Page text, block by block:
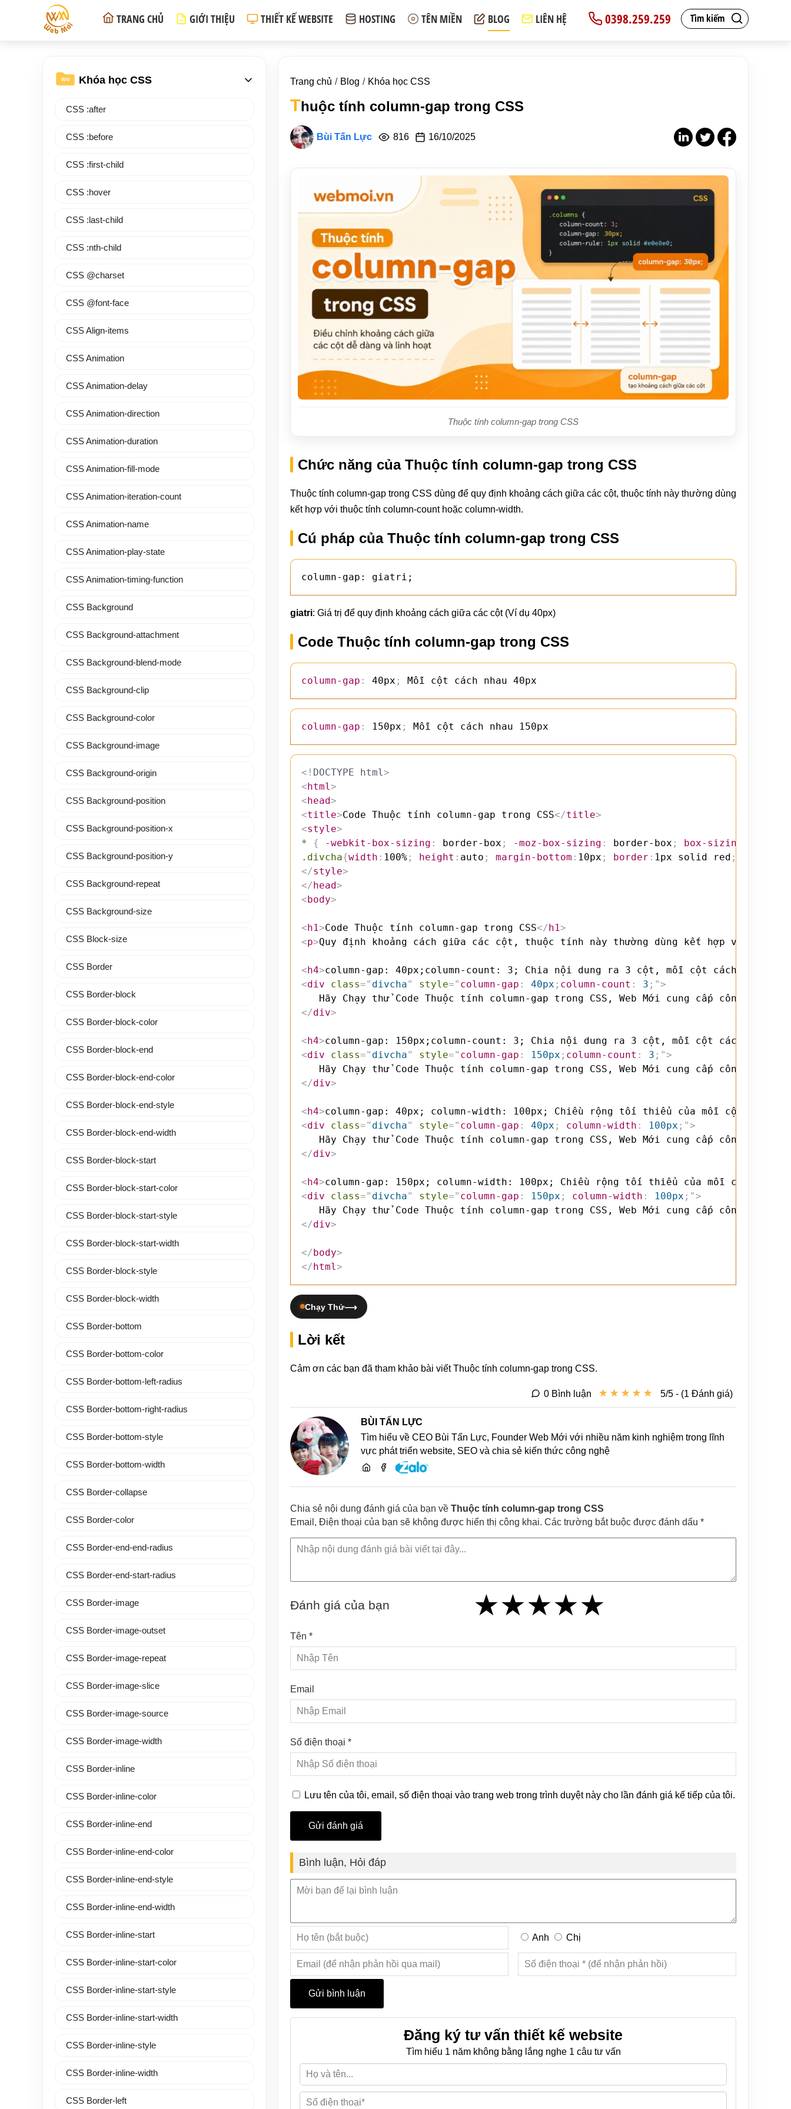
Tìm kiếm
0398.259.259
TRANG CHỦ GIỚI THIỆU THIẾT KẾ WEBSITE HOSTING TÊN MIỀN BLOG LIÊN HỆ
Trang chủ Blog Khóa học CSS
Thuộc tính column-gap trong CSS
Bùi Tấn Lực 816 16/10/2025
Thuộc tính column-gap trong CSS
Chức năng của Thuộc tính column-gap trong CSS
Thuộc tính column-gap trong CSS dùng để quy định khoảng cách giữa các cột, thuộc tính này thường dùng
kết hợp với thuộc tính column-count hoặc column-width.
Cú pháp của Thuộc tính column-gap trong CSS
column-gap: giatri;
giatri: Giá trị để quy định khoảng cách giữa các cột (Ví dụ 40px)
Code Thuộc tính column-gap trong CSS
column-gap : 40px ; Mỗi cột cách nhau 40px
column-gap : 150px ; Mỗi cột cách nhau 150px
<! DOCTYPE html>
<html>
<head>
<title>Code Thuộc tính column-gap trong CSS</title>
<style>
*
{ -webkit-box-sizing : border-box ; -moz-box-sizing : border-box ; box-sizing
.divcha{width : 100% ; height : auto ; margin-bottom : 10px ; border : 1px solid red ;
</style>
</head>
<body>
<h1>Code Thuộc tính column-gap trong CSS</h1>
<p>Quy định khoảng cách giữa các cột, thuộc tính này thường dùng kết hợp với thuộc
<h4>column-gap: 40px;column-count: 3; Chia nội dung ra 3 cột, mỗi cột cách nhau
<div class=" divcha" style=" column-gap : 40px ; column-count : 3 ; ">
</div>
<h4>column-gap: 150px;column-count: 3; Chia nội dung ra 3 cột, mỗi cột cách nhau
<div class=" divcha" style=" column-gap : 150px ; column-count : 3 ; ">
</div>
<h4>column-gap: 40px; column-width: 100px; Chiều rộng tối thiểu của mỗi cột là
<div class=" divcha" style=" column-gap : 40px ; column-width : 100px ; ">
</div>
<h4>column-gap: 150px; column-width: 100px; Chiều rộng tối thiểu của mỗi cột là
<div class=" divcha" style=" column-gap : 150px ; column-width : 100px ; ">
</div>
</body>
</html>
Chạy Thử
Lời kết
Cảm ơn các bạn đã tham khảo bài viết Thuộc tính column-gap trong CSS.
★ ★ ★ ★ ★
★ ★ ★ ★ ★ 5/5 - (1 Đánh giá)
0 Bình luận
BÙI TẤN LỰC
Tìm hiểu về CEO Bùi Tấn Lực, Founder Web Mới với nhiều năm kinh nghiệm trong lĩnh
vực phát triển website, SEO và chia sẻ kiến thức công nghệ
Chia sẻ nội dung đánh giá của bạn về Thuộc tính column-gap trong CSS
Email, Điện thoại của bạn sẽ không được hiển thị công khai. Các trường bắt buộc được đánh dấu *
Đánh giá của bạn ★
★★
★★★
★★★★
★★★★★
Tên *
Email
Số điện thoại *
Lưu tên của tôi, email, số điện thoại vào trang web trong trình duyệt này cho lần đánh giá kế tiếp của tôi.
Bình luận, Hỏi đáp
Anh Chị
Đăng ký tư vấn thiết kế website
Tìm hiểu 1 năm không bằng lắng nghe 1 câu tư vấn
WM Khóa học CSS
CSS :after
CSS :before
CSS :first-child
CSS :hover
CSS :last-child
CSS :nth-child
CSS @charset
CSS @font-face
CSS Align-items
CSS Animation
CSS Animation-delay
CSS Animation-direction
CSS Animation-duration
CSS Animation-fill-mode
CSS Animation-iteration-count
CSS Animation-name
CSS Animation-play-state
CSS Animation-timing-function
CSS Background
CSS Background-attachment
CSS Background-blend-mode
CSS Background-clip
CSS Background-color
CSS Background-image
CSS Background-origin
CSS Background-position
CSS Background-position-x
CSS Background-position-y
CSS Background-repeat
CSS Background-size
CSS Block-size
CSS Border
CSS Border-block
CSS Border-block-color
CSS Border-block-end
CSS Border-block-end-color
CSS Border-block-end-style
CSS Border-block-end-width
CSS Border-block-start
CSS Border-block-start-color
CSS Border-block-start-style
CSS Border-block-start-width
CSS Border-block-style
CSS Border-block-width
CSS Border-bottom
CSS Border-bottom-color
CSS Border-bottom-left-radius
CSS Border-bottom-right-radius
CSS Border-bottom-style
CSS Border-bottom-width
CSS Border-collapse
CSS Border-color
CSS Border-end-end-radius
CSS Border-end-start-radius
CSS Border-image
CSS Border-image-outset
CSS Border-image-repeat
CSS Border-image-slice
CSS Border-image-source
CSS Border-image-width
CSS Border-inline
CSS Border-inline-color
CSS Border-inline-end
CSS Border-inline-end-color
CSS Border-inline-end-style
CSS Border-inline-end-width
CSS Border-inline-start
CSS Border-inline-start-color
CSS Border-inline-start-style
CSS Border-inline-start-width
CSS Border-inline-style
CSS Border-inline-width
CSS Border-left